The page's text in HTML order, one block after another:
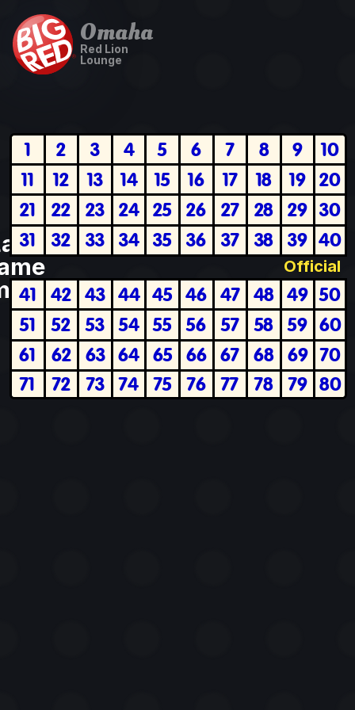
Omaha
Red Lion
Lounge
1 2 3 4 5 6 7 8 9
10
11
12 13 14 15 16 17 18 19 20
21
22 23 24 25 26 27 28 29 30
31
32 33 34 35 36 37 38 39 40
41 42 43 44 45 46 47 48 49 50
51
52 53 54 55 56 57 58 59 60
61
62 63 64 65 66 67 68 69 70
71
72 73 74 75 76 77 78 79 80
Official